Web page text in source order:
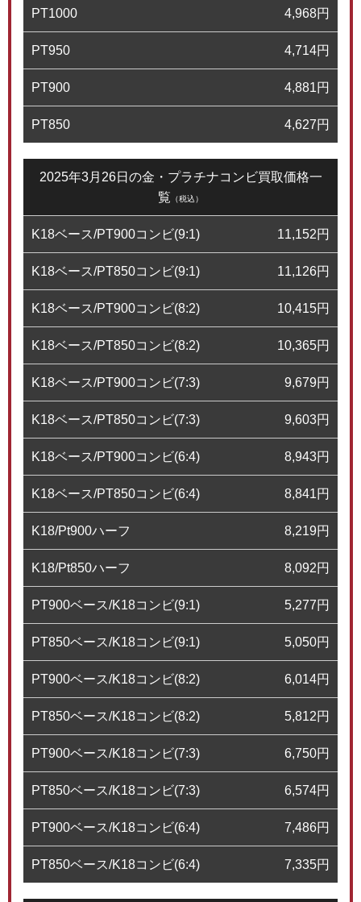
PT1000 4,968円
PT950 4,714円
PT900 4,881円
PT850 4,627円
2025年3月26日の金・プラチナコンビ買取価格一
覧 （税込）
K18ベース/PT900コンビ(9:1) 11,152円
K18ベース/PT850コンビ(9:1) 11,126円
K18ベース/PT900コンビ(8:2) 10,415円
K18ベース/PT850コンビ(8:2) 10,365円
K18ベース/PT900コンビ(7:3) 9,679円
K18ベース/PT850コンビ(7:3) 9,603円
K18ベース/PT900コンビ(6:4) 8,943円
K18ベース/PT850コンビ(6:4) 8,841円
K18/Pt900ハーフ 8,219円
K18/Pt850ハーフ 8,092円
PT900ベース/K18コンビ(9:1) 5,277円
PT850ベース/K18コンビ(9:1) 5,050円
PT900ベース/K18コンビ(8:2) 6,014円
PT850ベース/K18コンビ(8:2) 5,812円
PT900ベース/K18コンビ(7:3) 6,750円
PT850ベース/K18コンビ(7:3) 6,574円
PT900ベース/K18コンビ(6:4) 7,486円
PT850ベース/K18コンビ(6:4) 7,335円